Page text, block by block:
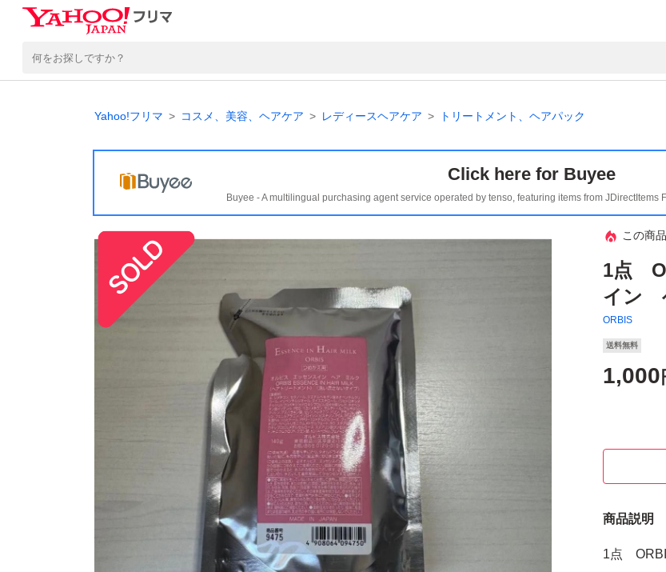
Yahoo!フリマ コスメ、美容、ヘアケア レディースヘアケア トリートメント、ヘアパック
Click here for Buyee
Buyee - A multilingual purchasing agent service operated by tenso, featuring items from JDirectItems
この商
1点
イン
ORBIS
送料無料
1,000
商品説明
1点